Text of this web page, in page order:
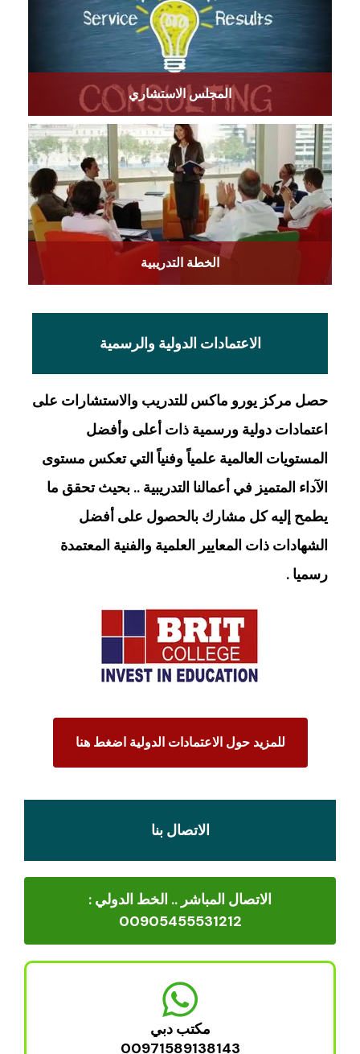
المجلس الاستشاري
الخطة التدريبية
الاعتمادات الدولية والرسمية
حصل مركز يورو ماكس للتدريب والاستشارات على
اعتمادات دولية ورسمية ذات أعلى وأفضل
المستويات العالمية علمياً وفنياً التي تعكس مستوى
الآداء المتميز في أعمالنا التدريبية .. بحيث تحقق ما
يطمح إليه كل مشارك بالحصول على أفضل
الشهادات ذات المعايير العلمية والفنية المعتمدة
رسميا .
للمزيد حول الاعتمادات الدولية اضغط هنا
الاتصال بنا
الاتصال المباشر .. الخط الدولي :
00905455531212
مكتب دبي
00971589138143